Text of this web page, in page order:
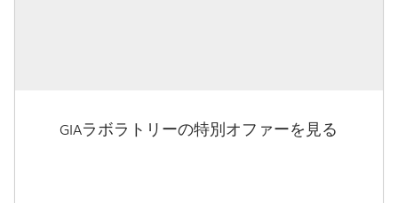
GIAラボラトリーの特別オファーを見る